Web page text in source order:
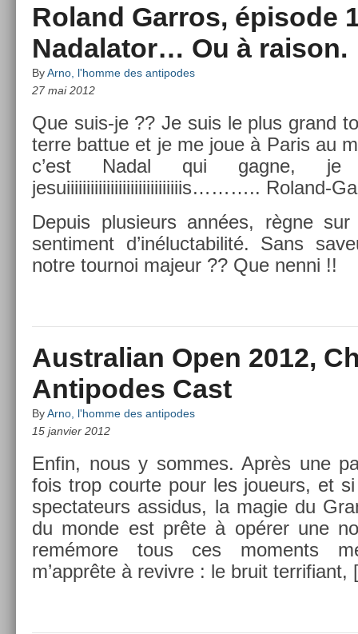
Roland Garros, épisode
Nadalator… Ou à raison.
ByArno, l'homme des antipodes
27 mai 2012
Que suis-je ?? Je suis le plus grand
terre bat­tue et je me joue à Paris au
c’est Nadal qui gagne,
jesuiiiiiiiiiiiiiiiiiiiiiiiiiiiiis……….. Roland-
De­puis plusieurs années, règne
sen­ti­ment d’inéluc­tabilité. Sans
notre tour­noi majeur ?? Que nenni !!
Australian Open 2012,
Antipodes Cast
ByArno, l'homme des antipodes
15 janvier 2012
Enfin, nous y som­mes. Après une
fois trop co­ur­te pour les joueurs, et
spec­tateurs as­sidus, la magie du
du monde est prête à opérer une
remémore tous ces mo­ments
m’apprête à re­viv­re : le bruit